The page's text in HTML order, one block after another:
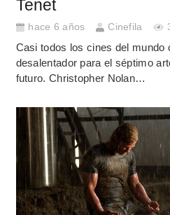
Tenet
hace 6 años Cinefila
Casi todos los cines del mundo
desalentador para el séptimo
futuro. Christopher Nolan…